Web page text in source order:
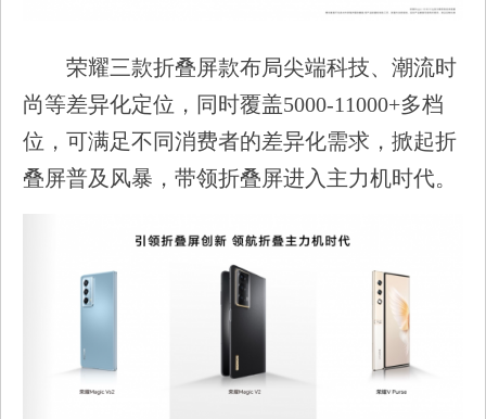
荣耀三款折叠屏款布局尖端科技、潮流时
尚等差异化定位，同时覆盖5000-11000+多档
位，可满足不同消费者的差异化需求，掀起折
叠屏普及风暴，带领折叠屏进入主力机时代。